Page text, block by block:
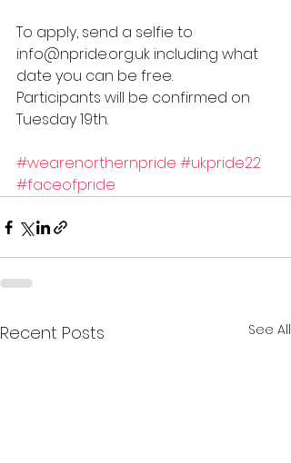
To apply, send a selfie to
info@npride.org.uk including what
date you can be free.
Participants will be confirmed on
Tuesday 19th.
#wearenorthernpride #ukpride22
#faceofpride
Recent Posts See All